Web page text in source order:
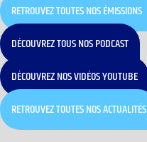
RETROUVEZ TOUTES NOS ÉMISSIONS
DÉCOUVREZ TOUS NOS PODCAST
DÉCOUVREZ NOS VIDÉOS YOUTUBE
RETROUVEZ TOUTES NOS ACTUALITÉS